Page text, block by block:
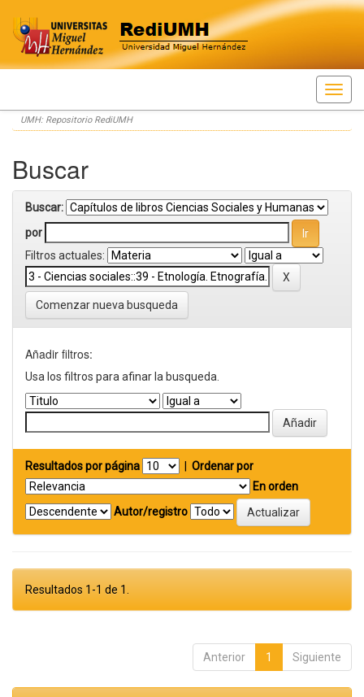
Skip
navigation
UMH: Repositorio RediUMH
Buscar
Buscar:
por
Filtros actuales:
Comenzar nueva busqueda
Añadir filtros:
Usa los filtros para afinar la busqueda.
Resultados por página
Ordenar por
En orden
Autor/registro
Resultados 1-1 de 1.
Anterior 1 Siguiente